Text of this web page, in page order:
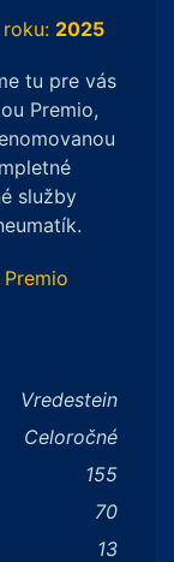
2025
tu pre vás
Premio,
služby
Vredestein
Celoročné
155
70
13